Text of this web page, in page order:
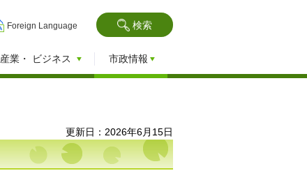
Foreign Language 検索
産業・ ビジネス 市政情報
更新日：2026年6月15日